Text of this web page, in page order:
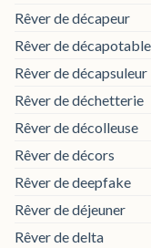
Rêver de décapeur
Rêver de décapotable
Rêver de décapsuleur
Rêver de déchetterie
Rêver de décolleuse
Rêver de décors
Rêver de deepfake
Rêver de déjeuner
Rêver de delta